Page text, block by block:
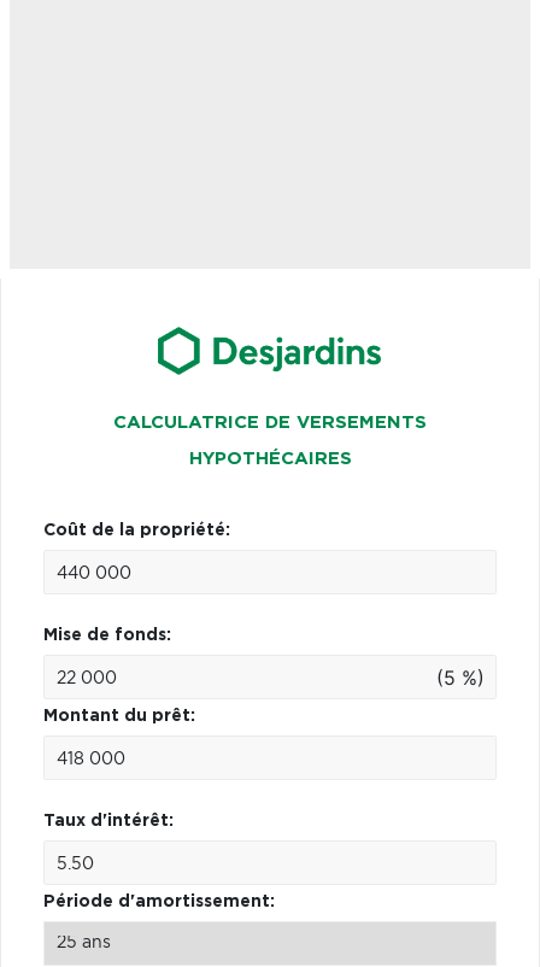
CALCULATRICE DE VERSEMENTS
HYPOTHÉCAIRES
Coût de la propriété:
Mise de fonds:
(5 %)
Montant du prêt:
Taux d'intérêt:
Période d'amortissement: